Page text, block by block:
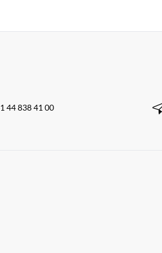
44 838 41 00